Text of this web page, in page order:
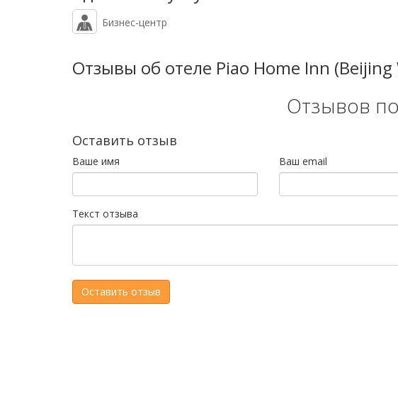
Бизнес-центр
Отзывы об отеле Piao Home Inn (Beijing
Отзывов
Оставить отзыв
Ваше имя Ваш email
Текст отзыва